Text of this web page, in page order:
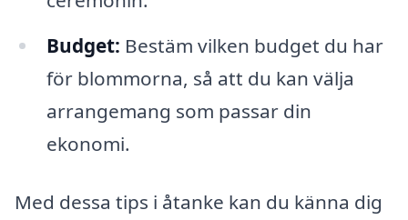
Budget: Bestäm vilken budget du har
för blommorna, så att du kan välja
arrangemang som passar din
ekonomi.
Med dessa tips i åtanke kan du känna dig